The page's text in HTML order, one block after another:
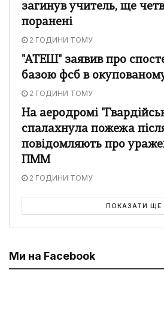
загинув учитель, ще
поранені
2 ГОДИНИ ТОМУ
"АТЕШ" заявив про
базою фсб в
2 ГОДИНИ ТОМУ
На аеродромі
спалахнула пожежа
повідомляють про
ПММ
2 ГОДИНИ ТОМУ
ПОКАЗАТИ ЩЕ
Ми на Facebook